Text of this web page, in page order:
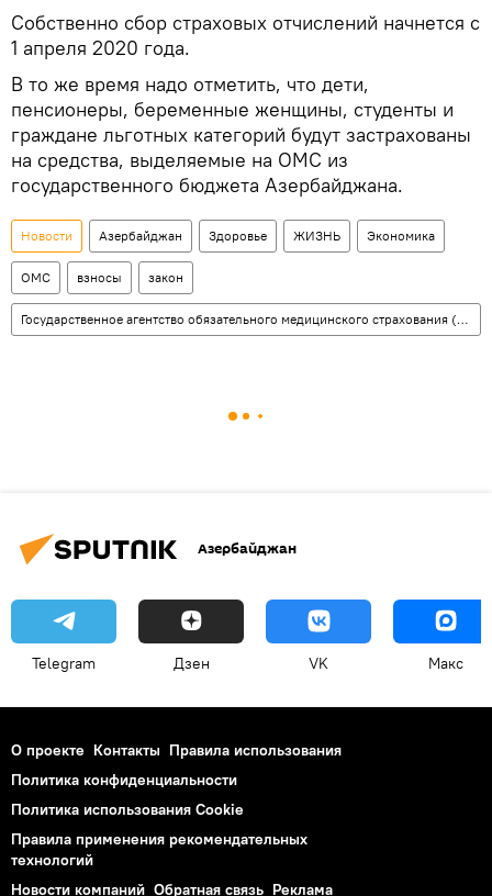
Собственно сбор страховых отчислений начнется с
1 апреля 2020 года.
В то же время надо отметить, что дети,
пенсионеры, беременные женщины, студенты и
граждане льготных категорий будут застрахованы
на средства, выделяемые на ОМС из
государственного бюджета Азербайджана.
Новости Азербайджан Здоровье ЖИЗНЬ Экономика
ОМС взносы закон
Государственное агентство обязательного медицинского страхования (ГАОМС)
Азербайджан
Telegram Дзен VK Макс
О проекте Контакты Правила использования
Политика конфиденциальности
Политика использования Cookie
Правила применения рекомендательных
технологий
Новости компаний Обратная связь Реклама